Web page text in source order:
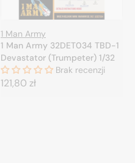
1 Man Army
1 Man Army 32DET034 TBD-1
Devastator (Trumpeter) 1/32
Brak recenzji
Cena
121,80 zł